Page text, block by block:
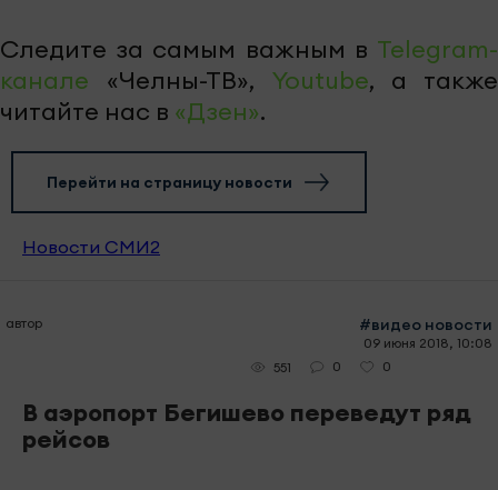
Следите за самым важным в Telegram-
канале «Челны-ТВ», Youtube, а также
читайте нас в «Дзен».
Перейти на страницу новости
Новости СМИ2
автор #видео новости
09 июня 2018, 10:08
551
0 0
В аэропорт Бегишево переведут ряд
рейсов